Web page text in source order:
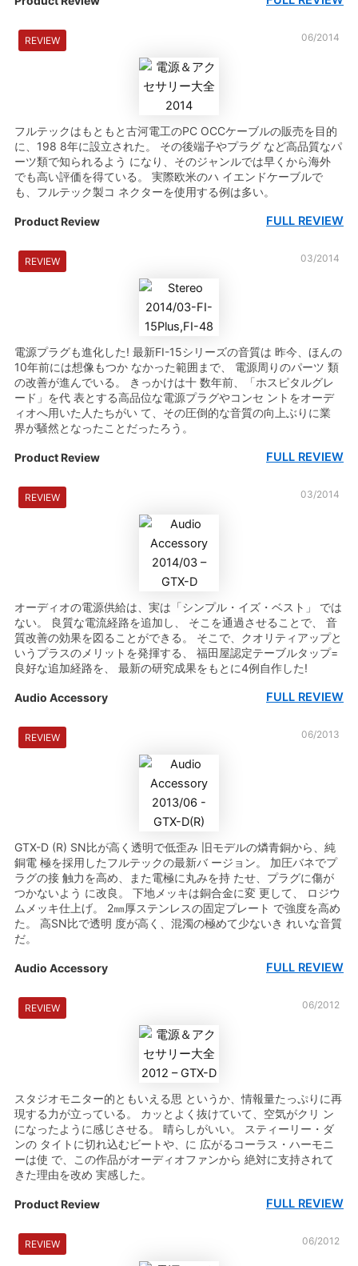
REVIEW 06/2014
フルテックはもともと古河電工のPC OCCケーブルの販売を目的
に、198 8年に設立された。 その後端子やプラグ など高品質なパ
ーツ類で知られるよう になり、そのジャンルでは早くから海外
でも高い評価を得ている。 実際欧米のハ イエンドケーブルで
も、フルテック製コ ネクターを使用する例は多い。
Product Review FULL REVIEW
REVIEW 03/2014
電源プラグも進化した! 最新FI-15シリーズの音質は 昨今、ほんの
10年前には想像もつか なかった範囲まで、 電源周りのパーツ 類
の改善が進んでいる。 きっかけは十 数年前、「ホスピタルグレ
ード」を代 表とする高品位な電源プラグやコンセ ントをオーデ
ィオへ用いた人たちがい て、その圧倒的な音質の向上ぶりに業
界が騒然となったことだったろう。
Product Review FULL REVIEW
REVIEW 03/2014
オーディオの電源供給は、実は「シンプル・イズ・ベスト」 では
ない。 良質な電流経路を追加し、 そこを通過させることで、 音
質改善の効果を図ることができる。 そこで、クオリティアップと
いうプラスのメリットを発揮する、 福田屋認定テーブルタップ=
良好な追加経路を、 最新の研究成果をもとに4例自作した!
Audio Accessory FULL REVIEW
REVIEW 06/2013
GTX-D (R) SN比が高く透明で低歪み 旧モデルの燐青銅から、純
銅電 極を採用したフルテックの最新バ ージョン。 加圧バネでプ
ラグの接 触力を高め、また電極に丸みを持 たせ、プラグに傷が
つかないよう に改良。 下地メッキは銅合金に変 更して、 ロジウ
ムメッキ仕上げ。 2㎜厚ステンレスの固定プレート で強度を高め
た。 高SN比で透明 度が高く、混濁の極めて少ないき れいな音質
だ。
Audio Accessory FULL REVIEW
REVIEW 06/2012
スタジオモニター的ともいえる思 というか、情報量たっぷりに再
現する力が立っている。 カッとよく抜けていて、空気がクリ ン
になったように感じさせる。 晴らしがいい。 スティーリー・ダ
ンの タイトに切れ込むビートや、に 広がるコーラス・ハーモニ
ーは使 で、この作品がオーディオファンから 絶対に支持されて
きた理由を改め 実感した。
Product Review FULL REVIEW
REVIEW 06/2012